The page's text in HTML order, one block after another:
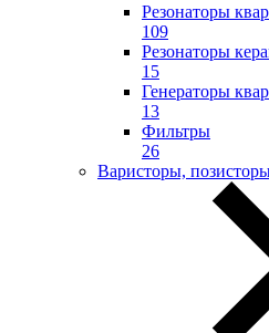
Резонаторы
109
Резонаторы
15
Генераторы
13
Фильтры
26
Варисторы,